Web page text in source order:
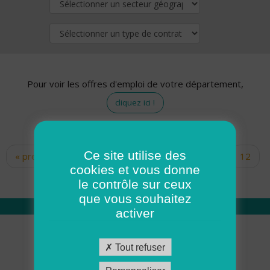
Pour voir les offres d'emploi de votre département,
cliquez ici !
Pages
« premier ‹ précédent … 10
12
14 15 16 17
Qui sommes nous
Académie ADMR
Ce site utilise des
cookies et vous donne
le contrôle sur ceux
que vous souhaitez
activer
Tout refuser